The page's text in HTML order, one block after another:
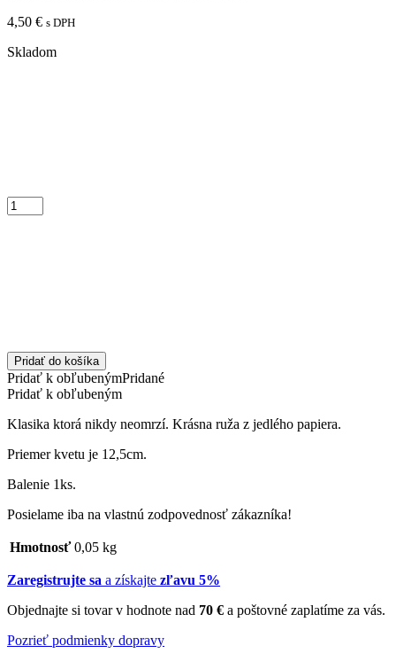
4,50 € s DPH
Skladom
Pridať do košíka
Pridať k obľubenýmPridané
Pridať k obľubeným
Klasika ktorá nikdy neomrzí. Krásna ruža z jedlého papiera.
Priemer kvetu je 12,5cm.
Balenie 1ks.
Posielame iba na vlastnú zodpovednosť zákazníka!
Hmotnosť 0,05 kg
Zaregistrujte sa a získajte zľavu 5%
Objednajte si tovar v hodnote nad 70 € a poštovné zaplatíme za vás.
Pozrieť podmienky dopravy